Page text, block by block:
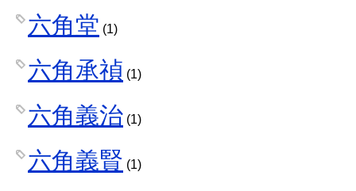
六角堂 (1)
六角承禎 (1)
六角義治 (1)
六角義賢 (1)